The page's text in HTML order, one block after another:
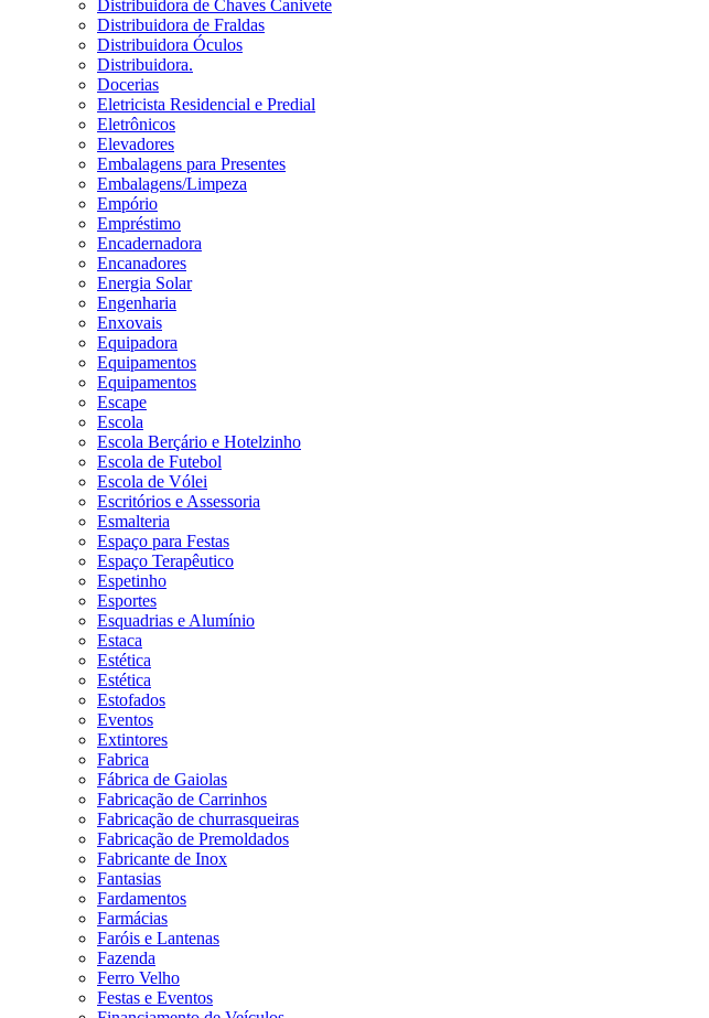
Distribuidora de Chaves Canivete
Distribuidora de Fraldas
Distribuidora Óculos
Distribuidora.
Docerias
Eletricista Residencial e Predial
Eletrônicos
Elevadores
Embalagens para Presentes
Embalagens/Limpeza
Empório
Empréstimo
Encadernadora
Encanadores
Energia Solar
Engenharia
Enxovais
Equipadora
Equipamentos
Equipamentos
Escape
Escola
Escola Berçário e Hotelzinho
Escola de Futebol
Escola de Vólei
Escritórios e Assessoria
Esmalteria
Espaço para Festas
Espaço Terapêutico
Espetinho
Esportes
Esquadrias e Alumínio
Estaca
Estética
Estética
Estofados
Eventos
Extintores
Fabrica
Fábrica de Gaiolas
Fabricação de Carrinhos
Fabricação de churrasqueiras
Fabricação de Premoldados
Fabricante de Inox
Fantasias
Fardamentos
Farmácias
Faróis e Lantenas
Fazenda
Ferro Velho
Festas e Eventos